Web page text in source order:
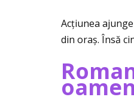
Acţiunea
din oraș. Însă